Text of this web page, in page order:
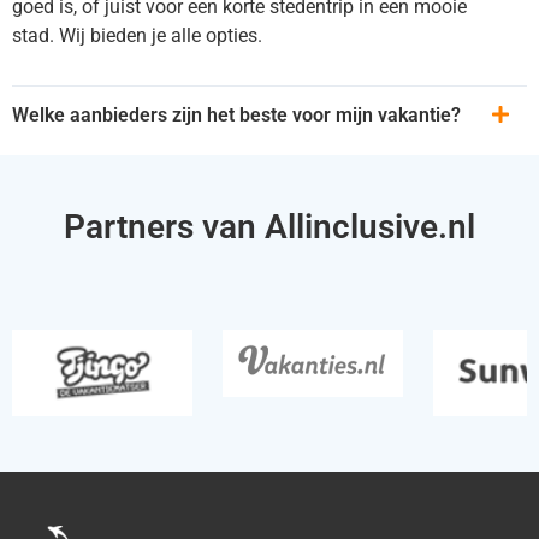
goed is, of juist voor een korte stedentrip in een mooie
stad. Wij bieden je alle opties.
Welke aanbieders zijn het beste voor mijn vakantie?
Partners van Allinclusive.nl